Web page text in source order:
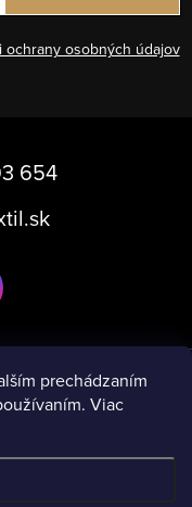
prechádzaním
Viac
ochrany osobných údajov
654